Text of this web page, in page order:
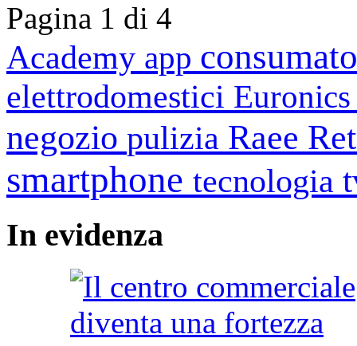
Pagina 1 di 4
Academy app
elettrodomestici
negozio pulizia Raee
smartphone tecnologia
In evidenza